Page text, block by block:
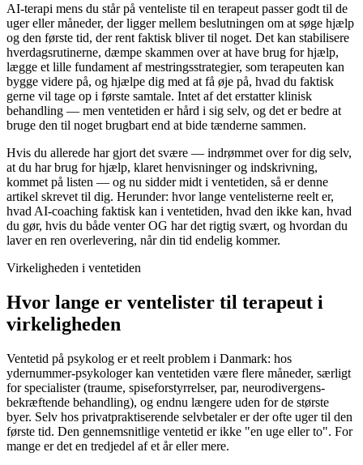
AI-terapi mens du står på venteliste til en terapeut passer godt til de
uger eller måneder, der ligger mellem beslutningen om at søge hjælp
og den første tid, der rent faktisk bliver til noget. Det kan stabilisere
hverdagsrutinerne, dæmpe skammen over at have brug for hjælp,
lægge et lille fundament af mestringsstrategier, som terapeuten kan
bygge videre på, og hjælpe dig med at få øje på, hvad du faktisk
gerne vil tage op i første samtale. Intet af det erstatter klinisk
behandling — men ventetiden er hård i sig selv, og det er bedre at
bruge den til noget brugbart end at bide tænderne sammen.
Hvis du allerede har gjort det svære — indrømmet over for dig selv,
at du har brug for hjælp, klaret henvisninger og indskrivning,
kommet på listen — og nu sidder midt i ventetiden, så er denne
artikel skrevet til dig. Herunder: hvor lange ventelisterne reelt er,
hvad AI-coaching faktisk kan i ventetiden, hvad den ikke kan, hvad
du gør, hvis du både venter OG har det rigtig svært, og hvordan du
laver en ren overlevering, når din tid endelig kommer.
Virkeligheden i ventetiden
Hvor lange er ventelister til terapeut i
virkeligheden
Ventetid på psykolog er et reelt problem i Danmark: hos
ydernummer-psykologer kan ventetiden være flere måneder, særligt
for specialister (traume, spiseforstyrrelser, par, neurodivergens-
bekræftende behandling), og endnu længere uden for de største
byer. Selv hos privatpraktiserende selvbetaler er der ofte uger til den
første tid. Den gennemsnitlige ventetid er ikke "en uge eller to". For
mange er det en tredjedel af et år eller mere.